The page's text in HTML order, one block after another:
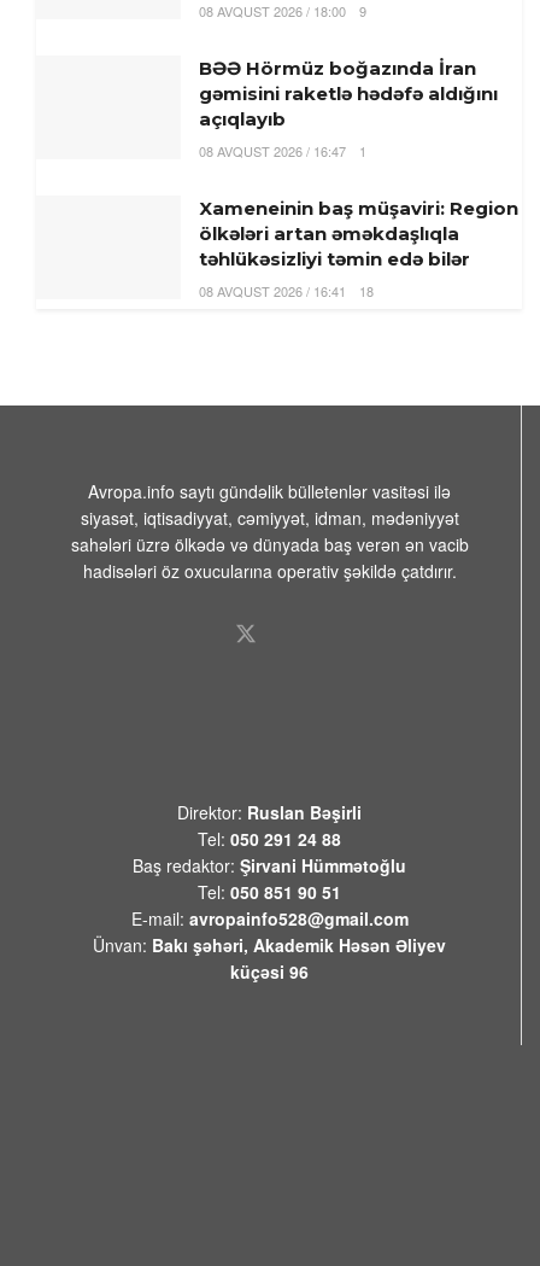
08 AVQUST 2026 / 18:00 9
BƏƏ Hörmüz boğazında İran
gəmisini raketlə hədəfə aldığını
açıqlayıb
08 AVQUST 2026 / 16:47 1
Xameneinin baş müşaviri: Region
ölkələri artan əməkdaşlıqla
təhlükəsizliyi təmin edə bilər
08 AVQUST 2026 / 16:41 18
16 yaşlı Asimanın meyiti tapıldı
08 AVQUST 2026 / 12:08 7
Miroshnik: Kanada Rusiyanın
Ukraynadan uşaq oğurlaması ilə
maddə ələ keçirilib
08 AVQUST 2026 / 11:28
Tehranın buna münasibət
bildirmə və lazım gələrsə, üzr də
istəməılidir
Avropa.info saytı gündəlik bülletenlər vasitəsi ilə
siyasət, iqtisadiyyat, cəmiyyət, idman, mədəniyyət
sahələri üzrə ölkədə və dünyada baş verən ən vacib
hadisələri öz oxucularına operativ şəkildə çatdırır.
Direktor: Ruslan Bəşirli
Tel: 050 291 24 88
Baş redaktor: Şirvani Hümmətoğlu
Tel: 050 851 90 51
E-mail: avropainfo528@gmail.com
Ünvan: Bakı şəhəri, Akademik Həsən Əliyev
küçəsi 96